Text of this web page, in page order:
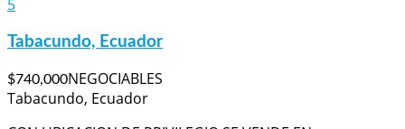
Tabacundo, Ecuador
$740,000NEGOCIABLES
Tabacundo, Ecuador